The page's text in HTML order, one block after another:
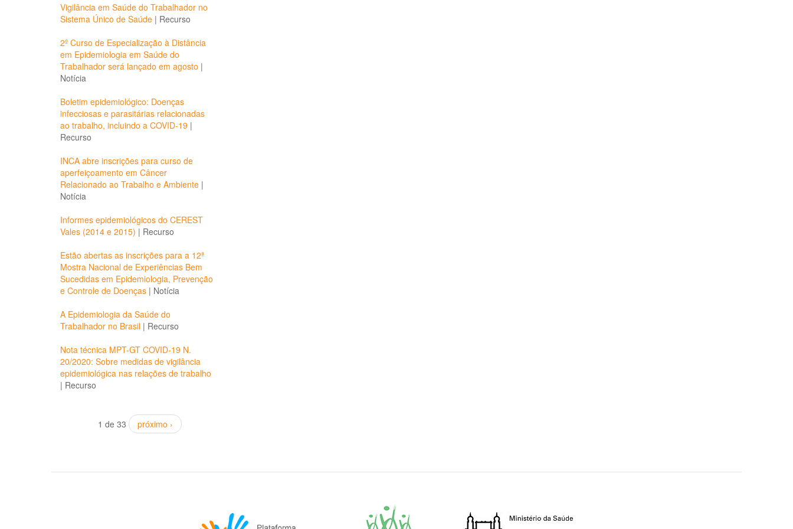
Vigilância em Saúde do Trabalhador no
Sistema Único de Saúde | Recurso
2º Curso de Especialização à Distância
em Epidemiologia em Saúde do
Trabalhador será lançado em agosto |
Notícia
Boletim epidemiológico: Doenças
infecciosas e parasitárias relacionadas
ao trabalho, incluindo a COVID-19 |
Recurso
INCA abre inscrições para curso de
aperfeiçoamento em Câncer
Relacionado ao Trabalho e Ambiente |
Notícia
Informes epidemiológicos do CEREST
Vales (2014 e 2015) | Recurso
Estão abertas as inscrições para a 12ª
Mostra Nacional de Experiências Bem
Sucedidas em Epidemiologia, Prevenção
e Controle de Doenças | Notícia
A Epidemiologia da Saúde do
Trabalhador no Brasil | Recurso
Nota técnica MPT-GT COVID-19 N.
20/2020: Sobre medidas de vigilância
epidemiológica nas relações de trabalho
| Recurso
1 de 33 próximo ›